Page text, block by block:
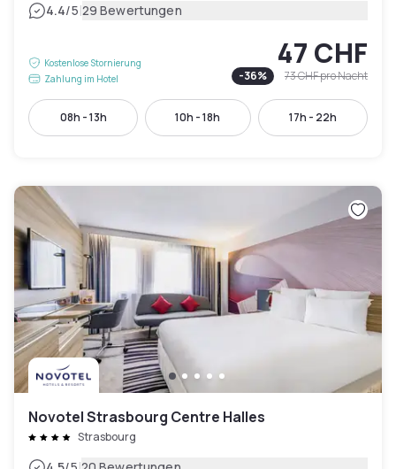
4.4/5|29 Bewertungen
Kostenlose Stornierung
Zahlung im Hotel
47 CHF
-36% 73 CHFpro Nacht
08h - 13h 10h - 18h 17h - 22h
Novotel Strasbourg Centre Halles
Strasbourg